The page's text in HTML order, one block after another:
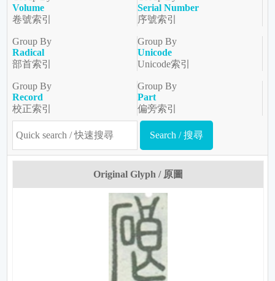
Volume
卷號索引
Serial Number
序號索引
Group By
Radical
部首索引
Group By
Unicode
Unicode索引
Group By
Record
校正索引
Group By
Part
偏旁索引
Original Glyph / 原圖